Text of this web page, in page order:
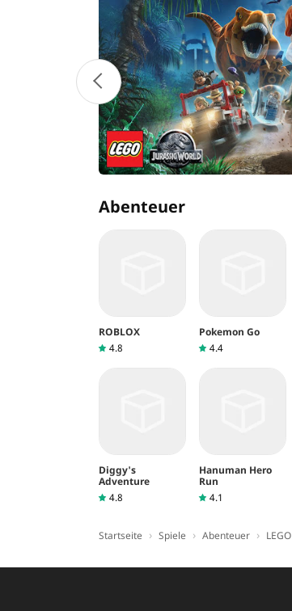
Abenteuer
ROBLOX
4.8
Pokemon Go
4.4
Diggy's
Adventure
4.8
Hanuman Hero
Run
4.1
Startseite › Spiele › Abenteuer › LEGO